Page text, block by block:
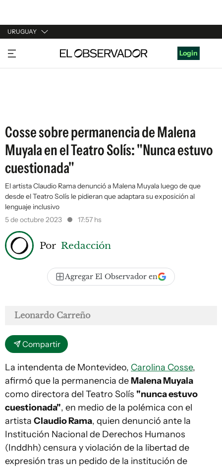
URUGUAY
URUGUAY
ARGENTINA
Login
Cosse sobre permanencia de Malena
Muyala en el Teatro Solís: "Nunca estuvo
cuestionada"
El artista Claudio Rama denunció a Malena Muyala luego de que
desde el Teatro Solís le pidieran que adaptara su exposición al
lenguaje inclusivo
5 de octubre 2023
17:57 hs
Por Redacción
Agregar El Observador en
Leonardo Carreño
Compartir
La intendenta de Montevideo, Carolina Cosse,
afirmó que la permanencia de Malena Muyala
como directora del Teatro Solís "nunca estuvo
cuestionada", en medio de la polémica con el
artista Claudio Rama, quien denunció ante la
Institución Nacional de Derechos Humanos
(Inddhh) censura y violación de la libertad de
expresión tras un pedido de la institución de